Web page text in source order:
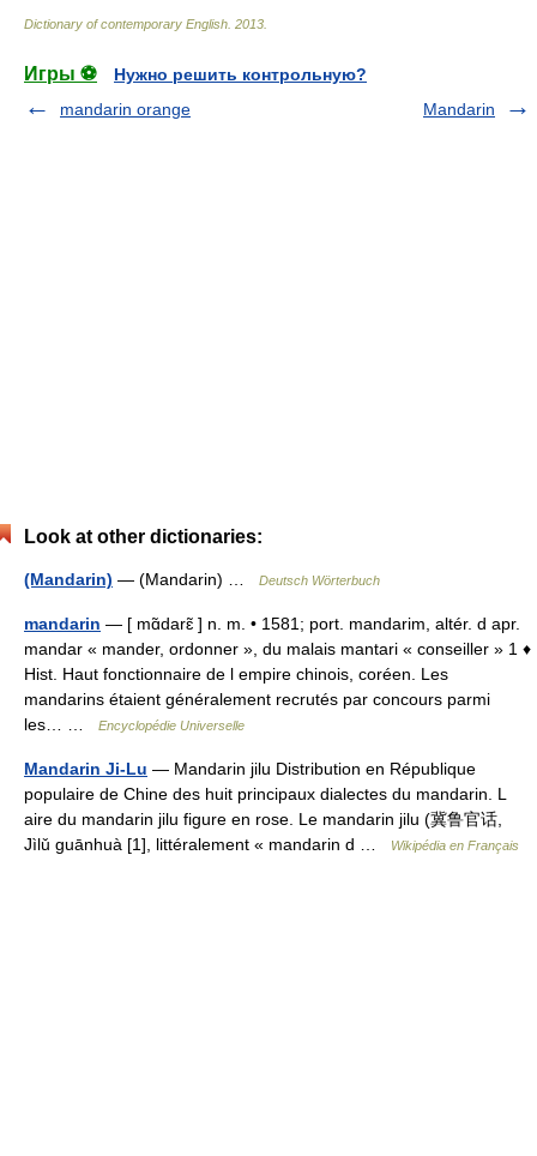
Dictionary of contemporary English 2013
Игры ⚽
Нужно решить контрольную?
mandarin orange
Mandarin
Look at other dictionaries:
(Mandarin) — (Mandarin) … Deutsch Wörterbuch
mandarin — [ mɑ̃darɛ̃ ] n. m. • 1581; port. mandarim, altér. d apr.
mandar « mander, ordonner », du malais mantari « conseiller » 1 ♦
Hist. Haut fonctionnaire de l empire chinois, coréen. Les
mandarins étaient généralement recrutés par concours parmi
les… …
Encyclopédie Universelle
Mandarin Ji-Lu — Mandarin jilu Distribution en République
populaire de Chine des huit principaux dialectes du mandarin. L
aire du mandarin jilu figure en rose. Le mandarin jilu (冀鲁官话,
Jìlǔ guānhuà [1], littéralement « mandarin d …
Wikipédia en Français